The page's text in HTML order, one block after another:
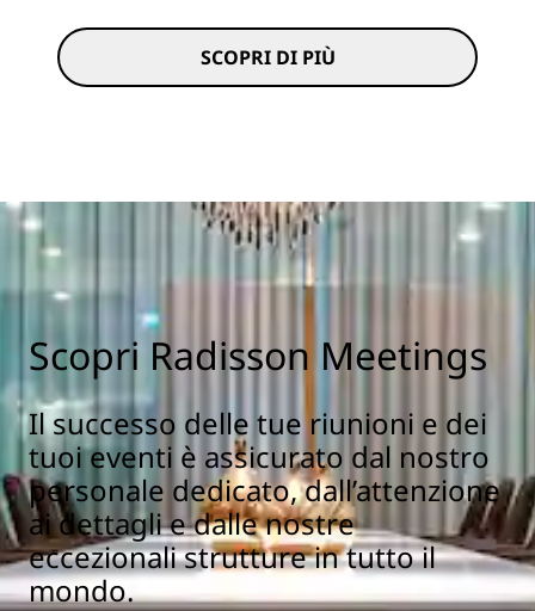
SCOPRI DI PIÙ
Scopri Radisson Meetings
Il successo delle tue riunioni e dei
tuoi eventi è assicurato dal nostro
personale dedicato, dall’attenzione
ai dettagli e dalle nostre
eccezionali strutture in tutto il
mondo.